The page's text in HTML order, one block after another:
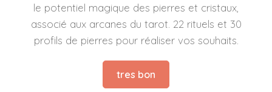
le potentiel magique des pierres et cristaux,
associé aux arcanes du tarot. 22 rituels et 30
profils de pierres pour réaliser vos souhaits.
tres bon